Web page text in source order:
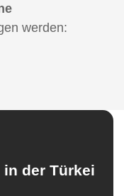
werden:
der Türkei